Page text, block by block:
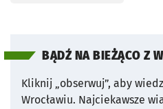
BĄDŹ NA BIEŻĄCO Z
Kliknij „obserwuj”, aby
Wrocławiu. Najciekawsze